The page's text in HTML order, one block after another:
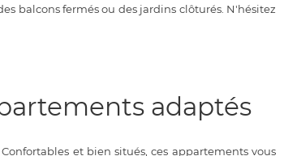
balcons fermés ou des jardins clôturés. N'hésitez
adaptés
et bien situés, ces appartements vous